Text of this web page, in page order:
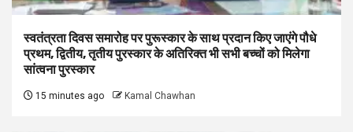
स्वतंत्रता दिवस समारोह पर पुरूस्‍कार के साथ प्रदान किए जाएंगे पौधे
प्रथम, द्वितीय, तृतीय पुरस्कार के अतिरिक्त भी सभी बच्चों को मिलेगा
सांत्वना पुरस्कार
15 minutes ago Kamal Chawhan